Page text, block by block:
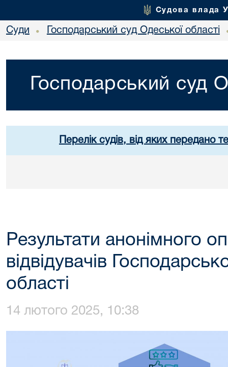
Судова влада
Суди • Господарський суд Одеської області
Господарський суд
Перелік судів, від яких передано
Результати анонімного
відвідувачів
області
14 лютого 2025, 10:38